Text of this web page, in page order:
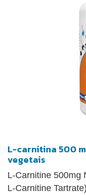
L-carnitina 500
vegetais
L-Carnitine 500mg
L-Carnitine